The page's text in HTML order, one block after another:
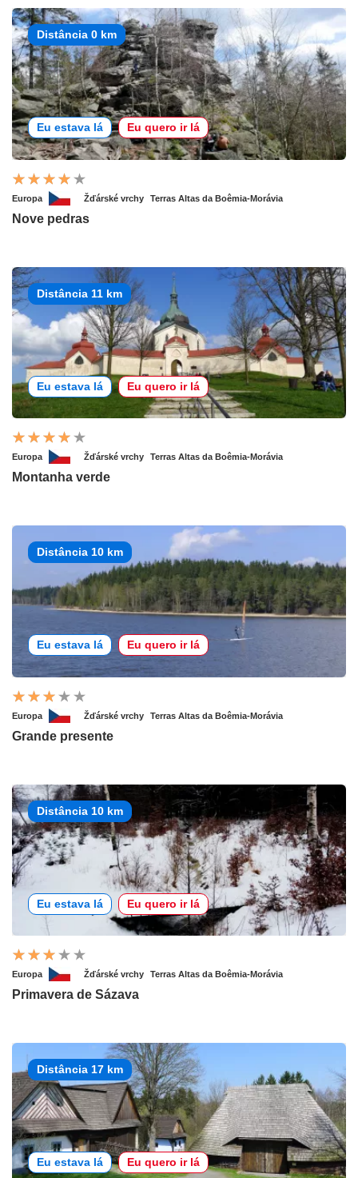
Distância 0 km
Eu estava lá Eu quero ir lá
Europa Žďárské vrchy Terras Altas da Boêmia-Morávia
Nove pedras
Distância 11 km
Eu estava lá Eu quero ir lá
Europa Žďárské vrchy Terras Altas da Boêmia-Morávia
Montanha verde
Distância 10 km
Eu estava lá Eu quero ir lá
Europa Žďárské vrchy Terras Altas da Boêmia-Morávia
Grande presente
Distância 10 km
Eu estava lá Eu quero ir lá
Europa Žďárské vrchy Terras Altas da Boêmia-Morávia
Primavera de Sázava
Distância 17 km
Eu estava lá Eu quero ir lá